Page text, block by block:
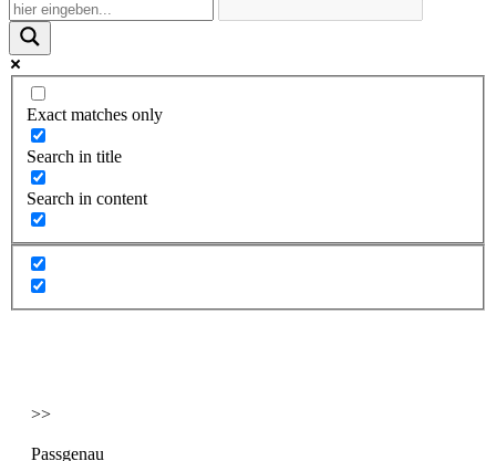
Exact matches only
Search in title
Search in content
>>
Passgenau